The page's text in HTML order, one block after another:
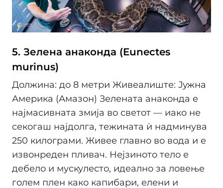
5. Зелена анаконда (Eunectes
murinus)
Должина: до 8 метри Живеалиште: Јужна
Америка (Амазон) Зелената анаконда е
најмасивната змија во светот — иако не
секогаш најдолга, тежината ѝ надминува
250 килограми. Живее главно во вода и е
извонреден пливач. Нејзиното тело е
дебело и мускулесто, идеално за ловење
голем плен како капибари, елени и